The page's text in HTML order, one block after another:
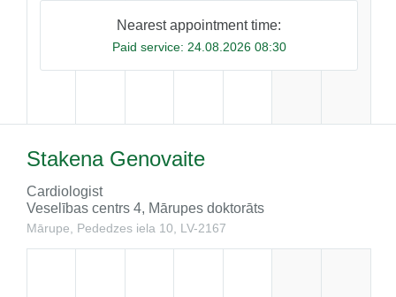
Nearest appointment time:
Paid service: 24.08.2026 08:30
Stakena Genovaite
Cardiologist
Veselības centrs 4, Mārupes doktorāts
Mārupe, Pededzes iela 10, LV-​2167